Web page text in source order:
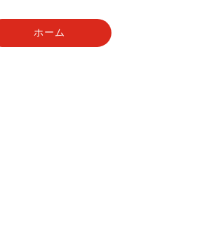
ホーム